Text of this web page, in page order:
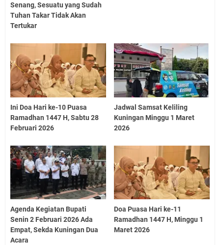
Senang, Sesuatu yang Sudah
Tuhan Takar Tidak Akan
Tertukar
Ini Doa Hari ke-10 Puasa
Ramadhan 1447 H, Sabtu 28
Februari 2026
Jadwal Samsat Keliling
Kuningan Minggu 1 Maret
2026
Agenda Kegiatan Bupati
Senin 2 Februari 2026 Ada
Empat, Sekda Kuningan Dua
Acara
Doa Puasa Hari ke-11
Ramadhan 1447 H, Minggu 1
Maret 2026